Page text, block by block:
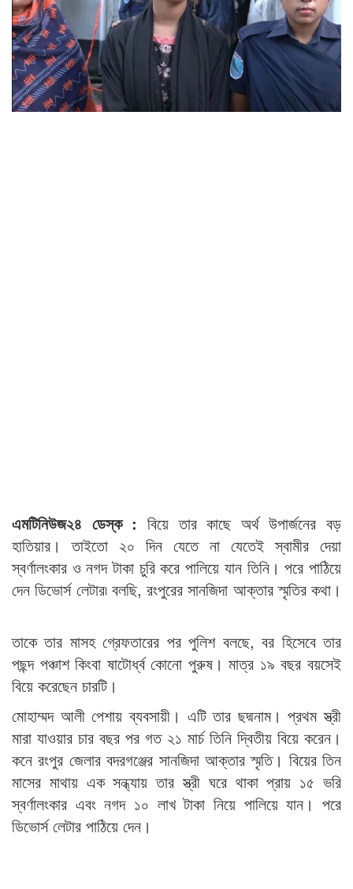
এমটিনিউজ২৪ ডেস্ক : বিয়ে তার কাছে অর্থ উপার্জনের বড়
হাতিয়ার। তাইতো ২০ দিন যেতে না যেতেই স্বামীর দেয়া
স্বর্ণালংকার ও নগদ টাকা চুরি করে পালিয়ে যান তিনি। পরে পাঠিয়ে
দেন ডিভোর্স লেটার৷ বলছি, রংপুরের সানজিদা আক্তার স্মৃতির কথা।
তাকে তার মাসহ গ্রেফতারের পর পুলিশ বলছে, বর হিসেবে তার
পছন্দ পঞ্চাশ কিংবা ষাটোর্ধ্ব কোনো পুরুষ। মাত্র ১৯ বছর বয়সেই
বিয়ে করেছেন চারটি।
মোহাম্মদ আলী পেশায় ব্যবসায়ী। এটি তার ছদ্মনাম। প্রথম স্ত্রী
মারা যাওয়ার চার বছর পর গত ২১ মার্চ তিনি দ্বিতীয় বিয়ে করেন।
কনে রংপুর জেলার বদরগঞ্জের সানজিদা আক্তার স্মৃতি। বিয়ের তিন
মাসের মাথায় এক সন্ধ্যায় তার স্ত্রী ঘরে থাকা প্রায় ১৫ ভরি
স্বর্ণালংকার এবং নগদ ১০ লাখ টাকা নিয়ে পালিয়ে যান। পরে
ডিভোর্স লেটার পাঠিয়ে দেন।